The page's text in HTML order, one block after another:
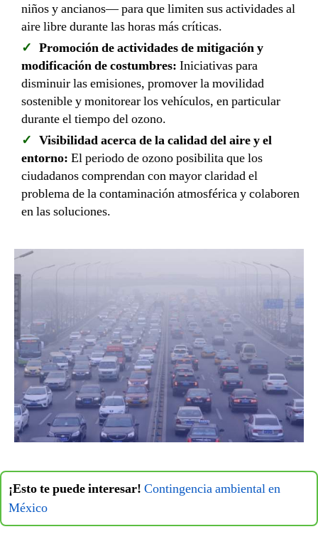
niños y ancianos— para que limiten sus actividades al
aire libre durante las horas más críticas.
Promoción de actividades de mitigación y
modificación de costumbres: Iniciativas para
disminuir las emisiones, promover la movilidad
sostenible y monitorear los vehículos, en particular
durante el tiempo del ozono.
Visibilidad acerca de la calidad del aire y el
entorno: El periodo de ozono posibilita que los
ciudadanos comprendan con mayor claridad el
problema de la contaminación atmosférica y colaboren
en las soluciones.
¡Esto te puede interesar! Contingencia ambiental en
México